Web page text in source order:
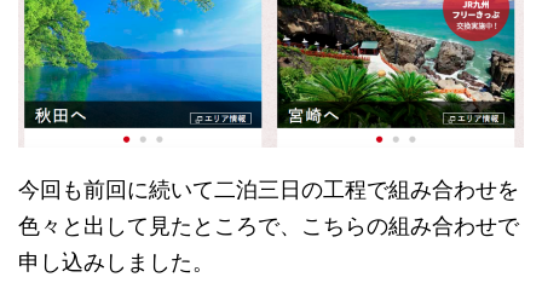
今回も前回に続いて二泊三日の工程で組み合わせを
色々と出して見たところで、こちらの組み合わせで
申し込みしました。